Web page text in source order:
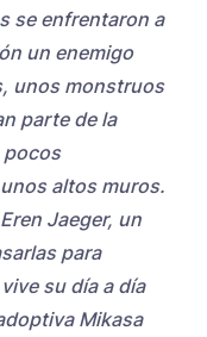
se enfrentaron a
un enemigo
unos monstruos
parte de la
pocos
altos muros.
Jaeger, un
para
su día a día
Mikasa